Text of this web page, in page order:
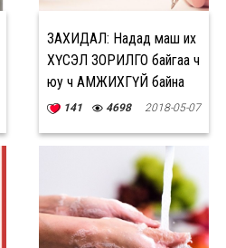
ЗАХИДАЛ: Надад маш их
ХҮСЭЛ ЗОРИЛГО байгаа ч
юу ч АМЖИХГҮЙ байна
141 4698 2018-05-07